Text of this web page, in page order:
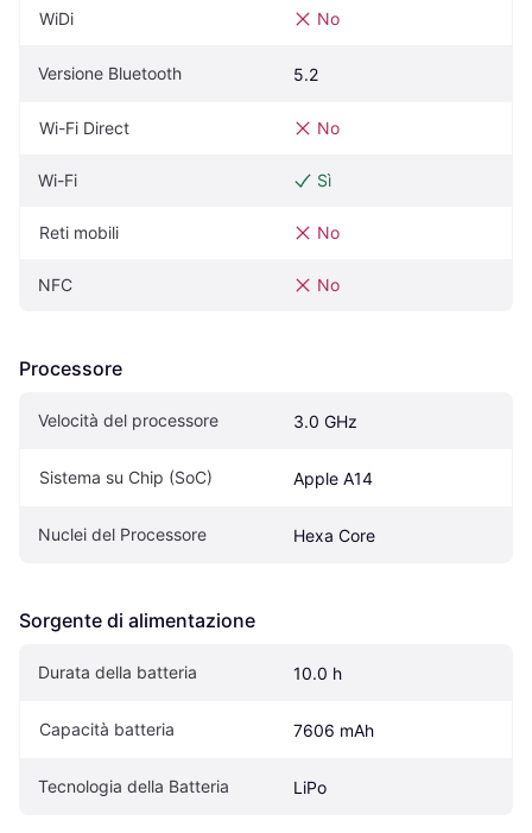
WiDi No
Versione Bluetooth 5.2
Wi-Fi Direct No
Wi-Fi Sì
Reti mobili No
NFC No
Processore
Velocità del processore 3.0 GHz
Sistema su Chip (SoC) Apple A14
Nuclei del Processore Hexa Core
Sorgente di alimentazione
Durata della batteria 10.0 h
Capacità batteria 7606 mAh
Tecnologia della Batteria LiPo